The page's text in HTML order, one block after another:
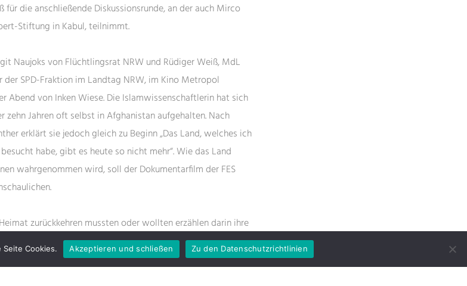
die anschließende Diskussionsrunde, an der auch Mirco
Stiftung in Kabul, teilnimmt.
Naujoks von Flüchtlingsrat NRW und Rüdiger Weiß, MdL
SPD-Fraktion im Landtag NRW, im Kino Metropol
Abend von Inken Wiese. Die Islamwissenschaftlerin hat sich
zehn Jahren oft selbst in Afghanistan aufgehalten. Nach
erklärt sie jedoch gleich zu Beginn „Das Land, welches ich
habe, gibt es heute so nicht mehr“. Wie das Land
wahrgenommen wird, soll der Dokumentarfilm der FES
zurückkehren mussten oder wollten erzählen darin ihre
Abschiebungen aus Deutschland, Flucht vor den Taliban, aber
Heimat eine Zukunft aufbauen zu können. Jede Erzählung
Cookies. Akzeptieren und schließen Zu den Datenschutzrichtlinien